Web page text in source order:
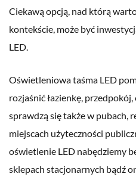
Ciekawą opcją, nad którą
kontekście, może być
LED.
Oświetleniowa taśma LED
rozjaśnić łazienkę, przedpokój,
sprawdzą się także w pubach,
miejscach użyteczności
oświetlenie LED nabędziemy
sklepach stacjonarnych bądź